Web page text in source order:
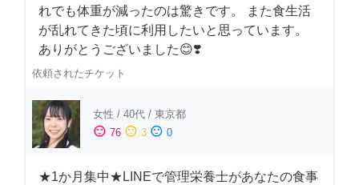
れでも体重が減ったのは驚きです。 また食生活
が乱れてきた頃に利用したいと思っています。
ありがとうございました😊❣️
依頼されたチケット
女性 / 40代 / 東京都
sentiment_satisfied 76 sentiment_neutral 3 sentiment_dissatisfied 0
★1か月集中★LINEで管理栄養士があなたの食事